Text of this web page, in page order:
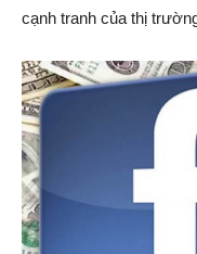
cạnh tranh của thị